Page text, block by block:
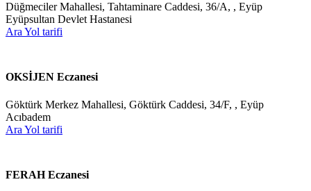
Düğmeciler Mahallesi, Tahtaminare Caddesi, 36/A, , Eyüp
Eyüpsultan Devlet Hastanesi
Ara Yol tarifi
OKSİJEN Eczanesi
Göktürk Merkez Mahallesi, Göktürk Caddesi, 34/F, , Eyüp
Acıbadem
Ara Yol tarifi
FERAH Eczanesi